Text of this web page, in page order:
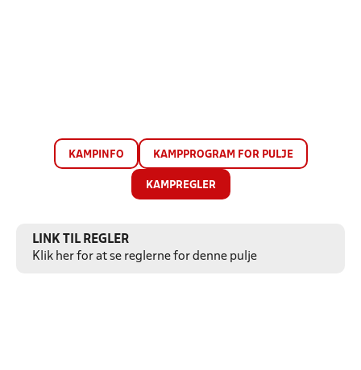
KAMPINFO KAMPPROGRAM FOR PULJE
KAMPREGLER
LINK TIL REGLER
Klik her for at se reglerne for denne pulje